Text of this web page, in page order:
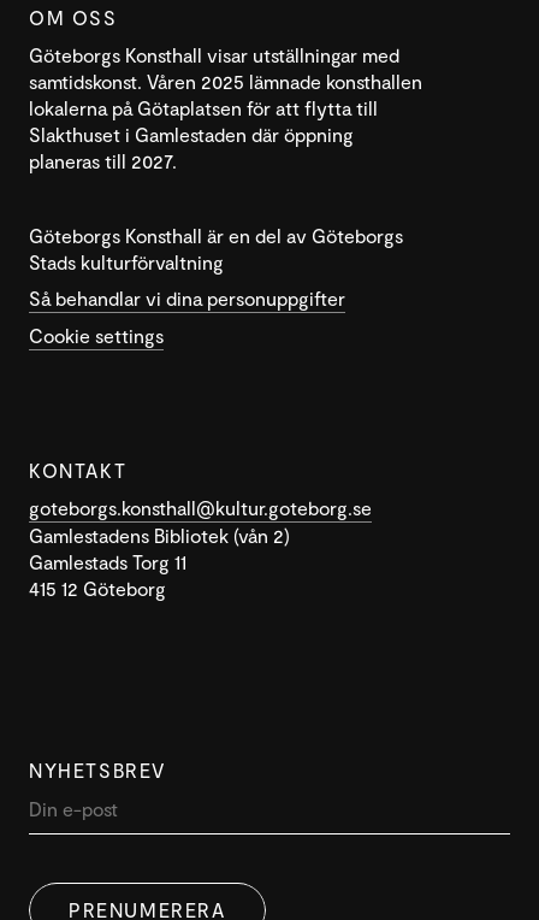
OM OSS
Göteborgs Konsthall visar utställningar med
samtidskonst. Våren 2025 lämnade konsthallen
lokalerna på Götaplatsen för att flytta till
Slakthuset i Gamlestaden där öppning
planeras till 2027.
Göteborgs Konsthall är en del av Göteborgs
Stads kulturförvaltning
Så behandlar vi dina personuppgifter
Cookie settings
KONTAKT
goteborgs.konsthall@kultur.goteborg.se
Gamlestadens Bibliotek (vån 2)
Gamlestads Torg 11
415 12 Göteborg
NYHETSBREV
PRENUMERERA
COOKIES